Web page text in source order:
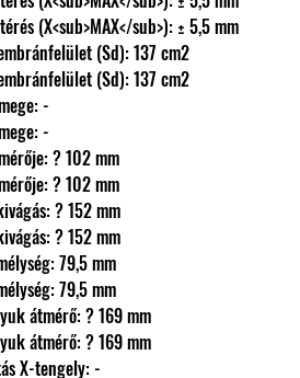
Lineáris kitérés (X<sub>MAX</sub>): ± 5,5 mm
Hatásos membránfelület (Sd): 137 cm2
Hatásos membránfelület (Sd): 137 cm2
tömege: -
tömege: -
átmérője: ? 102 mm
átmérője: ? 102 mm
kivágás: ? 152 mm
kivágás: ? 152 mm
mélység: 79,5 mm
mélység: 79,5 mm
lyuk átmérő: ? 169 mm
lyuk átmérő: ? 169 mm
X-tengely: -